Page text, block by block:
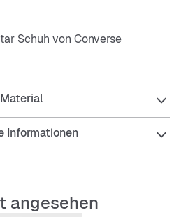
Schuh von Converse
weißen Ösen
auf der Zunge
Plateau
Material
Informationen
angesehen